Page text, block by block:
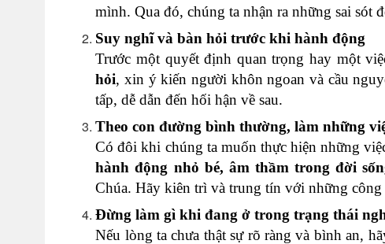
mình. Qua đó, chúng ta nhận ra những sai sót
Suy nghĩ và bàn hỏi trước khi hành động
Trước một quyết định quan trọng hay một
hỏi, xin ý kiến người khôn ngoan và cầu
tấp, dễ dẫn đến hối hận về sau.
Theo con đường bình thường, làm những
Có đôi khi chúng ta muốn thực hiện những
hành động nhỏ bé, âm thầm trong đời
Chúa. Hãy kiên trì và trung tín với những
Đừng làm gì khi đang ở trong trạng thái
Nếu lòng ta chưa thật sự rõ ràng và bình an,